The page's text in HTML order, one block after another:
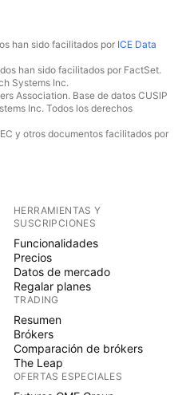
han sido facilitados por ICE Data
han sido facilitados por FactSet.
Systems Inc.
Association. Base de datos CUSIP
Inc. Todos los derechos
y otros documentos facilitados por
HERRAMIENTAS Y
SUSCRIPCIONES
Funcionalidades
Precios
Datos de mercado
Regalar planes
TRADING
Resumen
Brókers
Comparación de brókers
The Leap
OFERTAS ESPECIALES